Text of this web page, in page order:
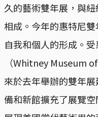
久的藝術雙年展，與
相成。今年的惠特尼
自我和個人的形成。
（Whitney Museum
來於去年舉辦的雙年
備和新館擴充了展覽